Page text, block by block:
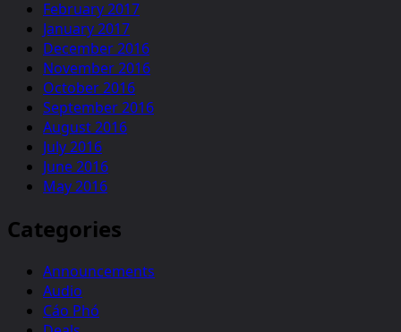
February 2017
January 2017
December 2016
November 2016
October 2016
September 2016
August 2016
July 2016
June 2016
May 2016
Categories
Announcements
Audio
Cáo Phó